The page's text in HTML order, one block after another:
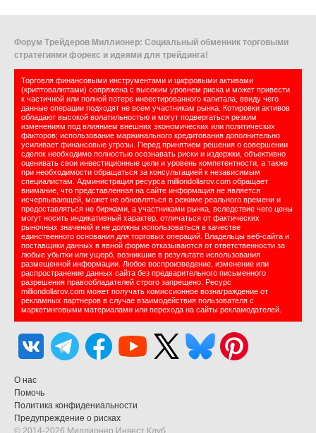
Форум Трейдеров Миллионер: Социальный обменник торговыми
стратегиями форекс и идеями для трейдинга!
Торговля финансовыми инструментами и цифровыми активами
(криптовалютами) сопряжена с высоким уровнем риска и может привести
к частичной или полной потере инвестированного капитала, ввиду чего
данные операции подходят не всем участникам рынка. Котировки активов
обладают высокой волатильностью и могут подвергаться резким
изменениям под влиянием внешних экономических или политических
факторов; использование маржинального кредитования дополнительно
усиливает финансовые угрозы. Перед принятием решения о совершении
сделок необходимо полностью осознавать риски и издержки, объективно
оценивать свои инвестиционные цели и уровень компетентности, а также
при необходимости обращаться за консультацией к независимым
специалистам. Администрация ресурса milliondollarov.com обращает
внимание, что представленная на сайте информация не является
исчерпывающей, может не обновляться в режиме реального времени и
предоставляться не биржами, а участниками рынка, вследствие чего цены
могут носить индикативный характер, отличаться от фактических
рыночных значений и не должны использоваться в качестве
единственного основания для торговых операций. Владельцы веб-сайта и
поставщики данных в явной форме отказываются от ответственности за
любые убытки или ущерб, возникшие в результате использования
размещенной информации. Любое воспроизведение, изменение или
распространение данных сайта без предварительного письменного
разрешения правообладателей строго запрещено. Ресурс
milliondollarov.com может получать комиссионное вознаграждение от
рекламных партнеров в случае взаимодействия пользователя с
маркетинговыми материалами или перехода на сайты рекламодателей.
О нас
Помочь
Политика конфидениальности
Предупреждение о рисках
© 2014-2026 Миллионер Инвест Клуб